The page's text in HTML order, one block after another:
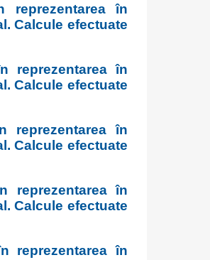
în
Calcule efectuate
reprezentarea în
Calcule efectuate
reprezentarea în
Calcule efectuate
reprezentarea în
Calcule efectuate
reprezentarea în